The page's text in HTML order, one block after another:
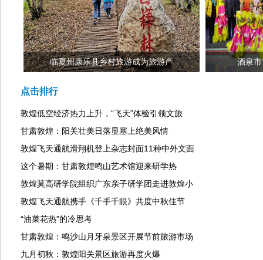
临夏州康乐县乡村旅游成为旅游产 酒泉
点击排行
敦煌低空经济热力上升，“飞天”体验引领文旅
甘肃敦煌：阳关壮美日落显塞上绝美风情
敦煌飞天通航滑翔机登上杂志封面11种中外文面
这个暑期：甘肃敦煌鸣山艺术馆迎来研学热
敦煌莫高研学院组织广东亲子研学团走进敦煌小
敦煌飞天通航携手《千手千眼》共度中秋佳节
“油菜花热”的冷思考
甘肃敦煌：鸣沙山月牙泉景区开展节前旅游市场
九月初秋：敦煌阳关景区旅游再度火爆